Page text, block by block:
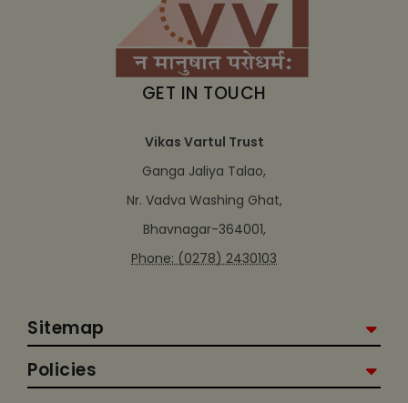
GET IN TOUCH
Vikas Vartul Trust
Ganga Jaliya Talao,
Nr. Vadva Washing Ghat,
Bhavnagar-364001,
Phone: (0278) 2430103
Sitemap
Policies